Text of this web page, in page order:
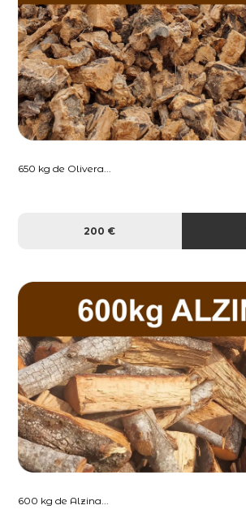
650 kg de Olivera...
200 €
600 kg de Alzina...